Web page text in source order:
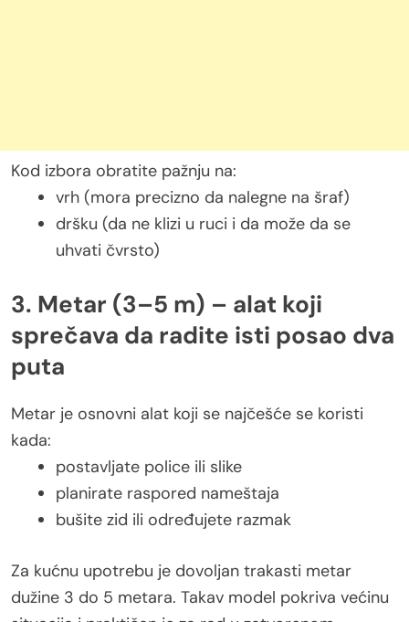
Kod izbora obratite pažnju na:
vrh (mora precizno da nalegne na šraf)
dršku (da ne klizi u ruci i da može da se
uhvati čvrsto)
3. Metar (3–5 m) – alat koji
sprečava da radite isti posao dva
puta
Metar je osnovni alat koji se najčešće se koristi
kada:
postavljate police ili slike
planirate raspored nameštaja
bušite zid ili određujete razmak
Za kućnu upotrebu je dovoljan trakasti metar
dužine 3 do 5 metara. Takav model pokriva većinu